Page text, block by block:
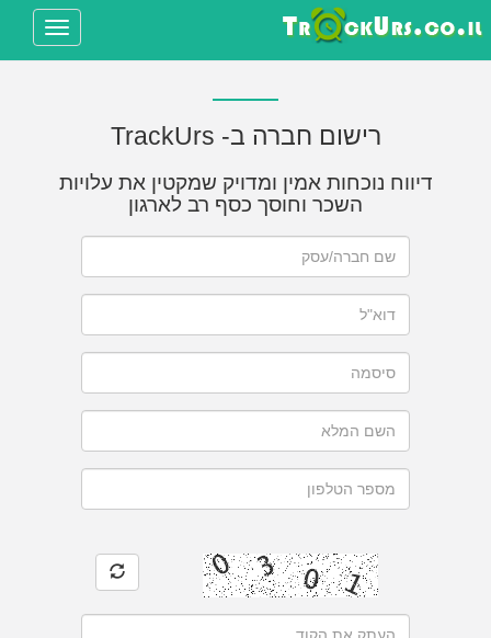
Toggle
רישום חברה ב- TrackUrs
דיווח נוכחות אמין ומדויק שמקטין את עלויות
השכר וחוסך כסף רב לארגון